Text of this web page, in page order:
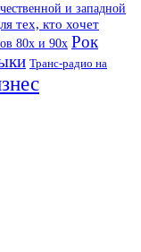
и западной
тех, кто хочет
80х и 90х Рок
Транс-радио на